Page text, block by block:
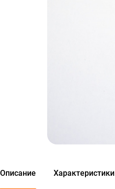
Описание Характеристики